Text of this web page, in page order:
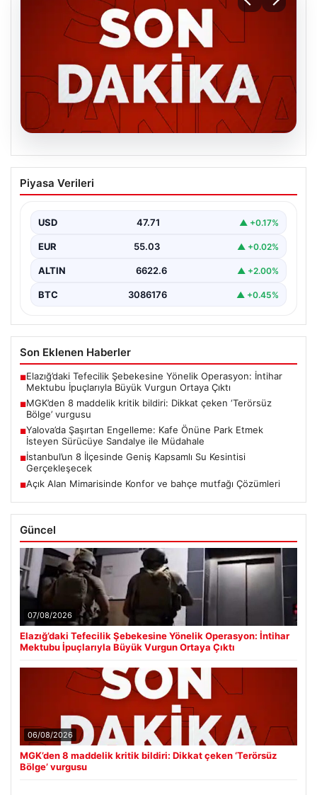
06.08.2026
MGK’den 8 maddelik kritik bildiri: Dikkat
çeken ‘Terörsüz Bölge’ vurgusu
Piyasa Verileri
USD 47.71 ▲ +0.17%
EUR 55.03 ▲ +0.02%
ALTIN 6622.6 ▲ +2.00%
BTC 3086176 ▲ +0.45%
Son Eklenen Haberler
■Elazığ’daki Tefecilik Şebekesine Yönelik Operasyon: İntihar
Mektubu İpuçlarıyla Büyük Vurgun Ortaya Çıktı
■MGK’den 8 maddelik kritik bildiri: Dikkat çeken ‘Terörsüz
Bölge’ vurgusu
■Yalova’da Şaşırtan Engelleme: Kafe Önüne Park Etmek
İsteyen Sürücüye Sandalye ile Müdahale
■İstanbul’un 8 İlçesinde Geniş Kapsamlı Su Kesintisi
Gerçekleşecek
■Açık Alan Mimarisinde Konfor ve bahçe mutfağı Çözümleri
Güncel
07/08/2026
Elazığ’daki Tefecilik Şebekesine Yönelik Operasyon: İntihar
Mektubu İpuçlarıyla Büyük Vurgun Ortaya Çıktı
06/08/2026
MGK’den 8 maddelik kritik bildiri: Dikkat çeken ‘Terörsüz
Bölge’ vurgusu